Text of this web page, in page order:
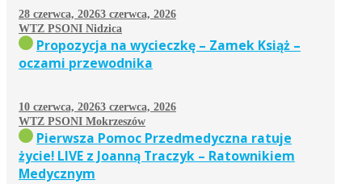
28 czerwca, 20263 czerwca, 2026
WTZ PSONI Nidzica
Propozycja na wycieczkę – Zamek Książ –
oczami przewodnika
10 czerwca, 20263 czerwca, 2026
WTZ PSONI Mokrzeszów
Pierwsza Pomoc Przedmedyczna ratuje
życie! LIVE z Joanną Traczyk – Ratownikiem
Medycznym